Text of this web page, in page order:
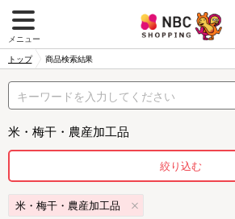
メニュー
トップ 商品検索結果
米・梅干・農産加工品
絞り込む
米・梅干・農産加工品